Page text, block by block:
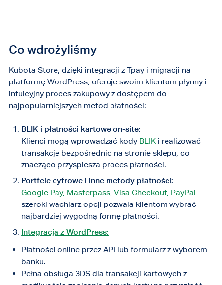
Co wdrożyliśmy
Kubota Store, dzięki integracji z Tpay i migracji na
platformę WordPress, oferuje swoim klientom płynny i
intuicyjny proces zakupowy z dostępem do
najpopularniejszych metod płatności:
BLIK i płatności kartowe on-site:
Klienci mogą wprowadzać kody BLIK i realizować
transakcje bezpośrednio na stronie sklepu, co
znacząco przyspiesza proces płatności.
Portfele cyfrowe i inne metody płatności:
Google Pay, Masterpass, Visa Checkout, PayPal–
szeroki wachlarz opcji pozwala klientom wybrać
najbardziej wygodną formę płatności.
Integracja z WordPress:
Płatności online przez API lub formularz z wyborem
banku.
Pełna obsługa 3DS dla transakcji kartowych z